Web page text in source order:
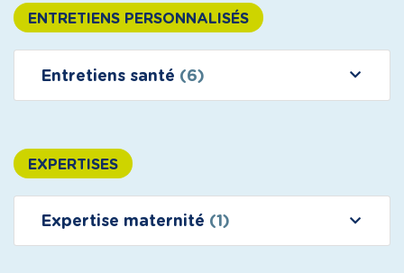
ENTRETIENS PERSONNALISÉS
Entretiens santé (6)
EXPERTISES
Expertise maternité (1)